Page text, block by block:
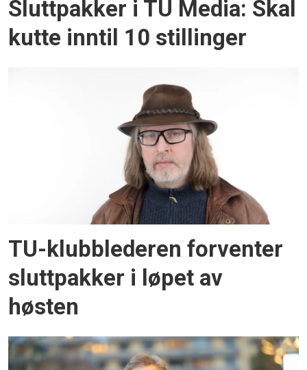
Sluttpakker i TU Media: Skal
kutte inntil 10 stillinger
TU-klubblederen forventer
sluttpakker i løpet av
høsten